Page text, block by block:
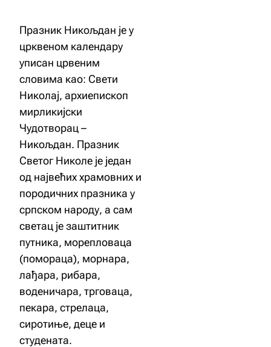
Празник Никољдан је у
црквеном календару
уписан црвеним
словима као: Свети
Николај, архиепископ
мирликијски
Чудотворац –
Никољдан. Празник
Светог Николе је један
од највећих храмовних и
породичних празника у
српском народу, а сам
светац је заштитник
путника, морепловаца
(помораца), морнара,
лађара, рибара,
воденичара, трговаца,
пекара, стрелаца,
сиротиње, деце и
студената.